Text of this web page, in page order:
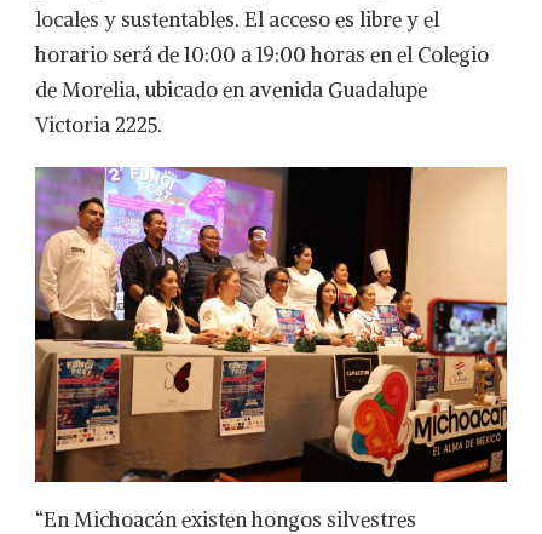
locales y sustentables. El acceso es libre y el
horario será de 10:00 a 19:00 horas en el Colegio
de Morelia, ubicado en avenida Guadalupe
Victoria 2225.
“En Michoacán existen hongos silvestres